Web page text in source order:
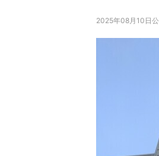
2025年08月10日